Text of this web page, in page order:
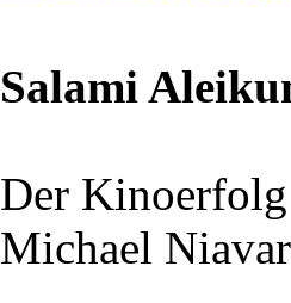
Salami
Der
Michael